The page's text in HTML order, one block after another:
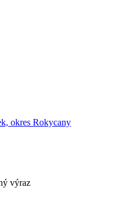
okres Rokycany
výraz